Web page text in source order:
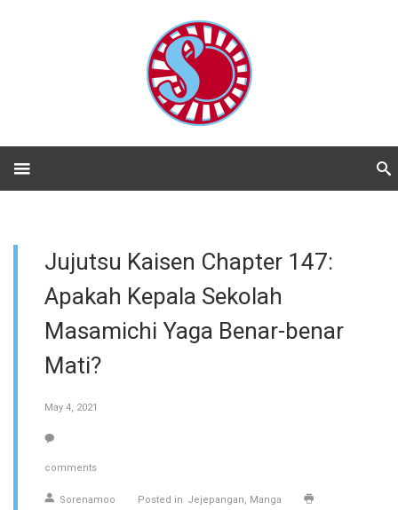
Jujutsu Kaisen Chapter 147:
Apakah Kepala Sekolah
Masamichi Yaga Benar-benar
Mati?
May 4, 2021
comments
Sorenamoo Posted in Jejepangan Manga